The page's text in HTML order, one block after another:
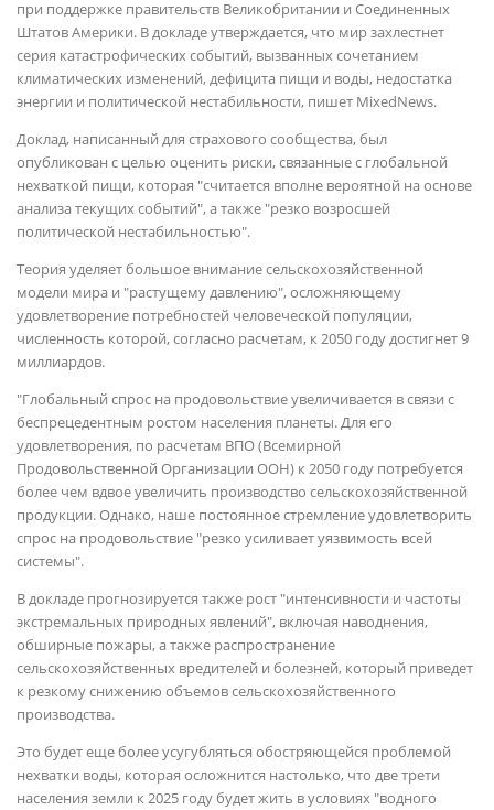
при поддержке правительств Великобритании и Соединенных
Штатов Америки. В докладе утверждается, что мир захлестнет
серия катастрофических событий, вызванных сочетанием
климатических изменений, дефицита пищи и воды, недостатка
энергии и политической нестабильности, пишет MixedNews.
Доклад, написанный для страхового сообщества, был
опубликован с целью оценить риски, связанные с глобальной
нехваткой пищи, которая "считается вполне вероятной на основе
анализа текущих событий", а также "резко возросшей
политической нестабильностью".
Теория уделяет большое внимание сельскохозяйственной
модели мира и "растущему давлению", осложняющему
удовлетворение потребностей человеческой популяции,
численность которой, согласно расчетам, к 2050 году достигнет 9
миллиардов.
"Глобальный спрос на продовольствие увеличивается в связи с
беспрецедентным ростом населения планеты. Для его
удовлетворения, по расчетам ВПО (Всемирной
Продовольственной Организации ООН) к 2050 году потребуется
более чем вдвое увеличить производство сельскохозяйственной
продукции. Однако, наше постоянное стремление удовлетворить
спрос на продовольствие "резко усиливает уязвимость всей
системы".
В докладе прогнозируется также рост "интенсивности и частоты
экстремальных природных явлений", включая наводнения,
обширные пожары, а также распространение
сельскохозяйственных вредителей и болезней, который приведет
к резкому снижению объемов сельскохозяйственного
производства.
Это будет еще более усугубляться обостряющейся проблемой
нехватки воды, которая осложнится настолько, что две трети
населения земли к 2025 году будет жить в условиях "водного